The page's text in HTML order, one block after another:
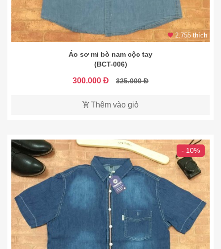
2.755 thích
Áo sơ mi bò nam cộc tay
(BCT-006)
300.000 Đ 325.000 Đ
Thêm vào giỏ
- 10%